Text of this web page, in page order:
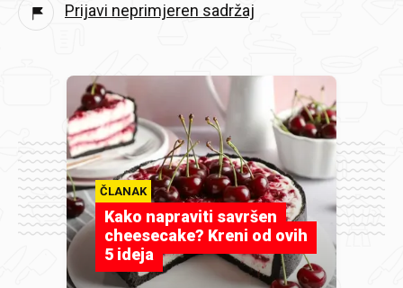
Prijavi neprimjeren sadržaj
ČLANAK
Kako napraviti savršen
cheesecake? Kreni od ovih
5 ideja